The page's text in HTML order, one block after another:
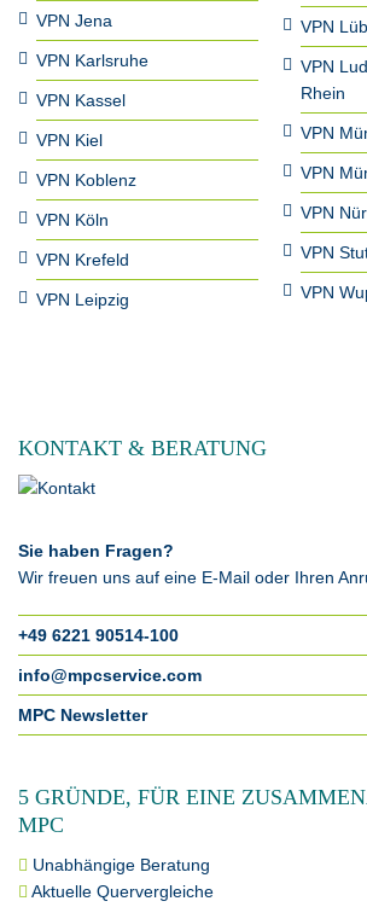
VPN Jena
VPN Karlsruhe
VPN Kassel
VPN Kiel
VPN Koblenz
VPN Köln
VPN Krefeld
VPN Leipzig
VPN
VPN
Rhein
VPN
VPN
VPN
VPN
VPN
KONTAKT & BERATUNG
Sie haben Fragen?
Wir freuen uns auf eine E-Mail oder Ihren
+49 6221 90514-100
info@mpcservice.com
MPC Newsletter
5 GRÜNDE, FÜR EINE
MPC
Unabhängige Beratung
Aktuelle Quervergleiche